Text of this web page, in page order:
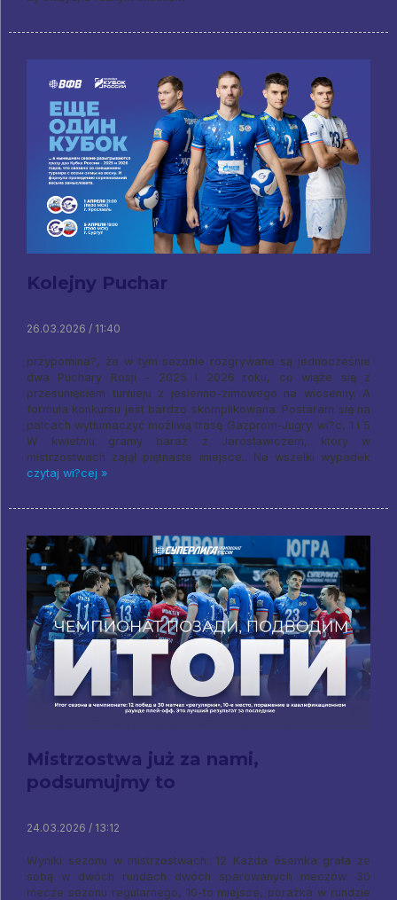
Kolejny Puchar
26.03.2026 / 11:40
przypomina?, że w tym sezonie rozgrywane są jednocześnie
dwa Puchary Rosji - 2025 i 2026 roku, co wiąże się z
przesunięciem turnieju z jesienno-zimowego na wiosenny. A
formuła konkursu jest bardzo skomplikowana. Postaram się na
palcach wytłumaczyć możliwą trasę Gazprom-Jugry. wi?c, 1 i 5
W kwietniu gramy baraż z Jarosławiczem, który w
mistrzostwach zajął piętnaste miejsce.. Na wszelki wypadek
czytaj wi?cej »
Mistrzostwa już za nami,
podsumujmy to
24.03.2026 / 13:12
Wyniki sezonu w mistrzostwach: 12 Każda ósemka grała ze
sobą w dwóch rundach dwóch sparowanych meczów. 30
mecze sezonu regularnego, 10-to miejsce, porażka w rundzie